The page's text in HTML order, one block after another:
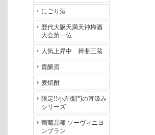
にごり酒
歴代大阪天満天神梅酒
大会第一位
人気上昇中 揖斐三蔵
貴醸酒
麦焼酎
限定!!小左衛門の直汲み
シリーズ
葡萄品種 ソーヴィニヨ
ンブラン